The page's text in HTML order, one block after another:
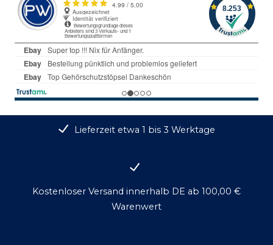
Lieferzeit etwa 1 bis 3 Werktage
Kostenloser Versand innerhalb DE ab 100,00 €
Warenwert